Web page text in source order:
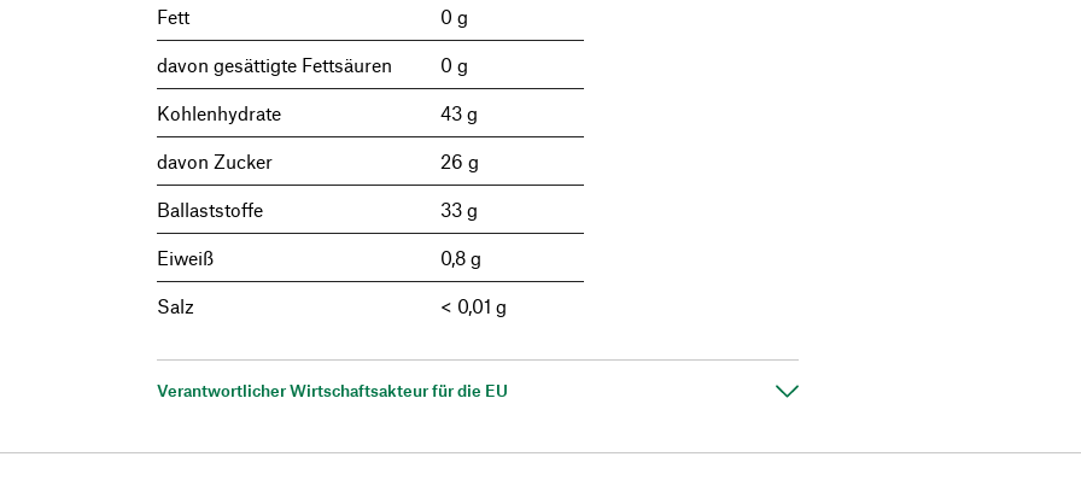
Fett 0 g
davon gesättigte Fettsäuren 0 g
Kohlenhydrate 43 g
davon Zucker 26 g
Ballaststoffe 33 g
Eiweiß 0,8 g
Salz < 0,01 g
Verantwortlicher Wirtschaftsakteur für die EU